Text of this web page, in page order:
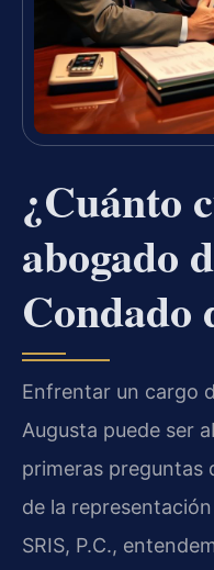
¿Cuánto
abogado
Condado
Enfrentar un cargo
Augusta puede ser
primeras preguntas
de la
SRIS, P.C.,